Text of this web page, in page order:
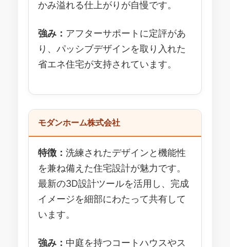
かみ溢れる仕上がりが自慢です。
強み： アフターサポートに定評があ
り、パッシブデザインを取り入れた
省エネ住宅が支持されています。
モダンホーム株式会社
特徴： 洗練されたデザインと機能性
を兼ね備えた住宅設計が魅力です。
最新の3D設計ツールを活用し、完成
イメージを細部にわたって共有して
います。
強み： 中庭を持つコートハウスやス